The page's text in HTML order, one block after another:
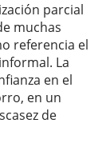
parcial
muchas
referencia el
La
en el
en un
de